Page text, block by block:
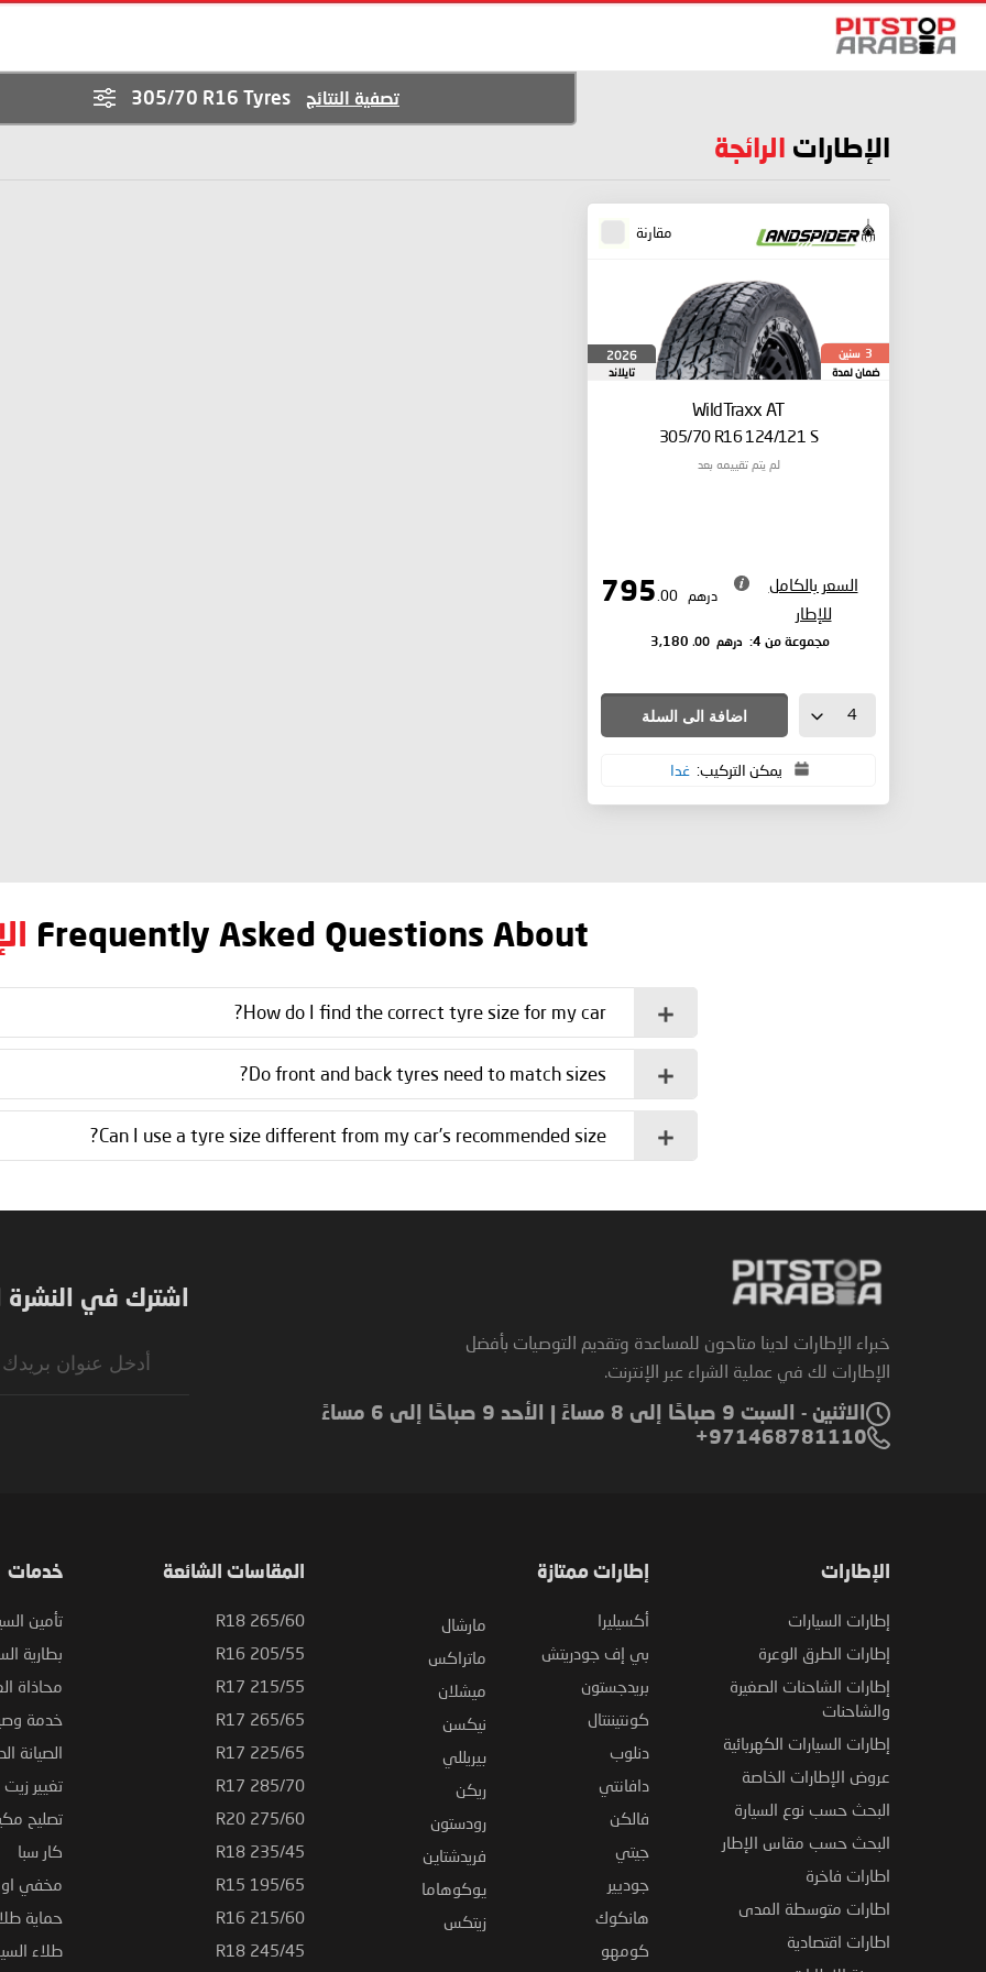
تصفية النتائج 305/70 R16 Tyres
الإطارات الرائجة
مقارنة
3 سنين
ضمان لمدة
2026
تايلاند
WildTraxx AT
305/70 R16 124/121 S
لم يتم تقييمه بعد
السعر بالكامل
للإطار
درهم .00
مجموعة من 4: درهم .00
اضافة الى السلة
يمكن التركيب: غدا
Frequently Asked Questions About
How do I find the correct tyre size for my car?
Do front and back tyres need to match sizes?
Can I use a tyre size different from my car’s recommended size?
خبراء الإطارات لدينا متاحون للمساعدة وتقديم التوصيات بأفضل
الإطارات لك في عملية الشراء عبر الإنترنت.
الاثنين - السبت 9 صباحًا إلى 8 مساءً | الأحد 9 صباحًا إلى 6 مساءً
971468781110+
اشترك في النشرة
الإطارات
إطارات السيارات
إطارات الطرق الوعرة
إطارات الشاحنات الصغيرة
والشاحنات
إطارات السيارات الكهربائية
عروض الإطارات الخاصة
البحث حسب نوع السيارة
البحث حسب مقاس الإطار
اطارات فاخرة
اطارات متوسطة المدى
اطارات اقتصادية
إطارات ممتازة
أكسيليرا
بي إف جودريتش
بريدجستون
كونتيننتال
دنلوب
دافانتي
فالكن
جيتي
جوديير
هانكوك
كومهو
مارشال
ماتراكس
ميشلان
نيكسن
بيريللي
ريكن
رودستون
فريدشتاين
يوكوهاما
زيتكس
المقاسات الشائعة
265/60 R18
205/55 R16
215/55 R17
265/65 R17
225/65 R17
285/70 R17
275/60 R20
235/45 R18
195/65 R15
215/60 R16
245/45 R18
خدمات
تأمين
بطارية
محاذاة
خدمة
الصيانة
تغيير زيت
تصليح
كار سبا
مخفي او
حماية
طلاء